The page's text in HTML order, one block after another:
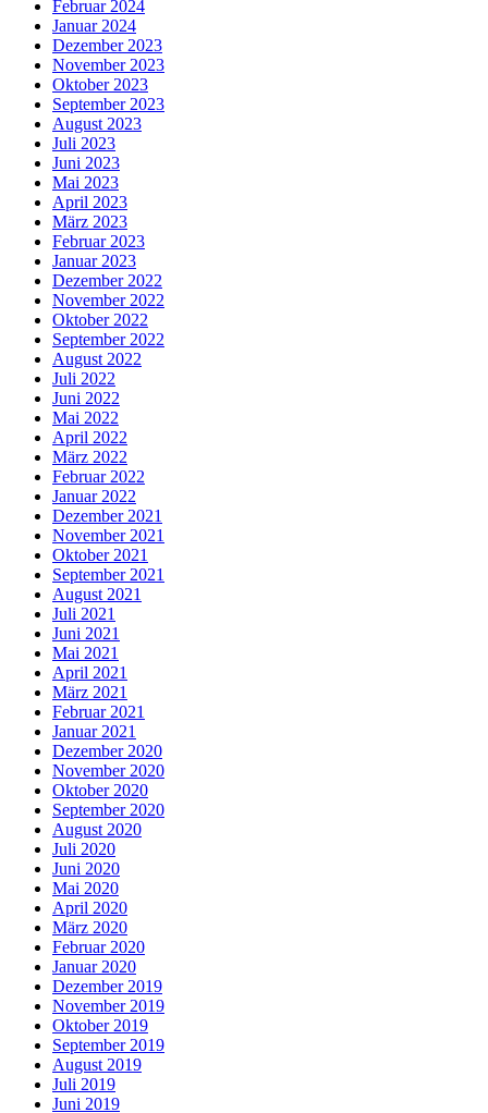
Februar 2024
Januar 2024
Dezember 2023
November 2023
Oktober 2023
September 2023
August 2023
Juli 2023
Juni 2023
Mai 2023
April 2023
März 2023
Februar 2023
Januar 2023
Dezember 2022
November 2022
Oktober 2022
September 2022
August 2022
Juli 2022
Juni 2022
Mai 2022
April 2022
März 2022
Februar 2022
Januar 2022
Dezember 2021
November 2021
Oktober 2021
September 2021
August 2021
Juli 2021
Juni 2021
Mai 2021
April 2021
März 2021
Februar 2021
Januar 2021
Dezember 2020
November 2020
Oktober 2020
September 2020
August 2020
Juli 2020
Juni 2020
Mai 2020
April 2020
März 2020
Februar 2020
Januar 2020
Dezember 2019
November 2019
Oktober 2019
September 2019
August 2019
Juli 2019
Juni 2019